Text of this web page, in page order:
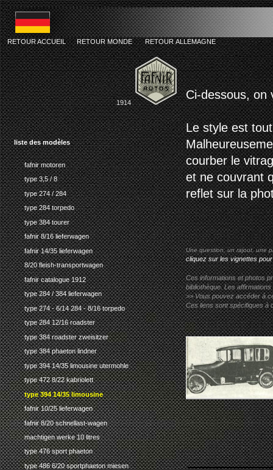
liste des modèles
fafnir motoren
type 3,5 / 8
type 274 / 284
type 284 torpedo
type 384 tourer
fafnir 8/16 lieferwagen
fafnir 14/35 lieferwagen
8/20 fleish-transportwagen
fafnir catalogue 1912
type 284 / 384 lieferwagen
type 274 - 6/14 284 - 8/16 torpedo
type 284 12/16 roadster
type 384 roadster zweisitzer
type 384 phaeton lindner
type 394 14/35 limousine utermohle
type 472 8/22 kabriolett
type 394 14/35 limousine
fafnir 10/25 lieferwagen
fafnir 8/20 schnellast-wagen
machtigen werke 10 litres
type 476 sport phaeton
type 486 6/20 sportphaeton miesen
fafnir type
RETOUR ACCUEIL RETOUR MONDE RETOUR ALLEMAGNE
1914
Ci-dessous, on
Le style est
courber le
et ne couvrant
reflet sur la
Une question, un rajout, une
cliquez sur les vignettes
Ces informations et photos
bibliothèque. Les
>> Vous pouvez accéder à
Ces liens sont spécifiques à